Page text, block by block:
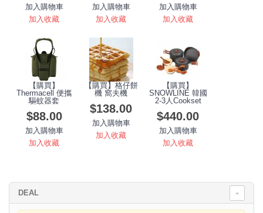
加入購物車
加入收藏
加入購物車
加入收藏
加入購物車
加入收藏
【購買】
Thermacell 便攜
驅蚊器套
$88.00
加入購物車
加入收藏
【購買】格仔餅
機 窩夫機
$138.00
加入購物車
加入收藏
【購買】
SNOWLINE 韓國
2-3人Cookset
$440.00
加入購物車
加入收藏
DEAL